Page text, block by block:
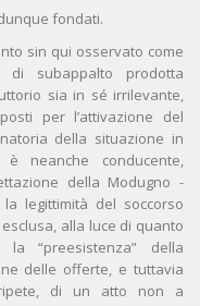
fondati.
sin qui osservato come
di subappalto prodotta
sia in sé irrilevante,
per l’attivazione del
della situazione in
neanche conducente,
della Modugno -
legittimità del soccorso
alla luce di quanto
“preesistenza” della
delle offerte, e tuttavia
di un atto non a